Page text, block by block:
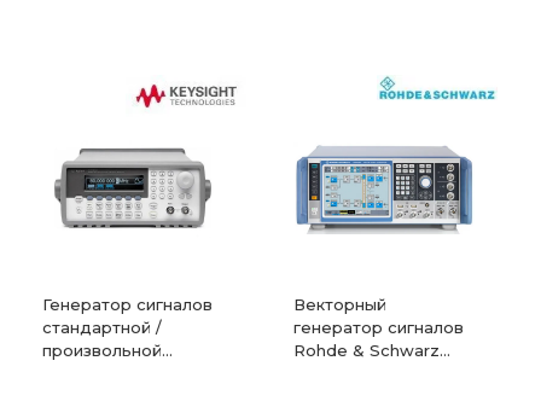
Генератор сигналов
стандартной /
произвольной
Векторный
генератор сигналов
Rohde & Schwarz